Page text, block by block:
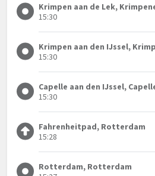
Krimpen aan de Lek,
15:30
Krimpen aan den IJssel,
15:30
Capelle aan den IJssel,
15:30
Fahrenheitpad, Rotterdam
15:28
Rotterdam, Rotterdam